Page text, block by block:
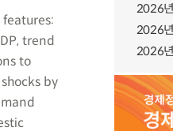
trend
to
by
2026
2026
2026